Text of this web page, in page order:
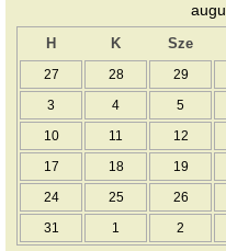
H K Sze
27 28 29
3 4 5
10 11 12
17 18 19
24 25 26
31 1 2